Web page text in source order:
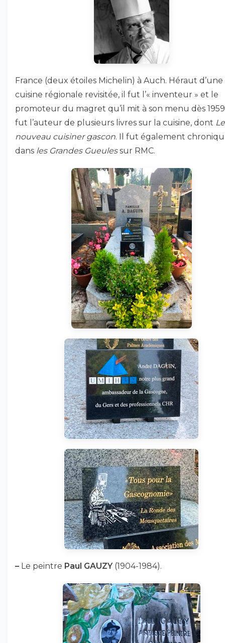
France (deux étoiles Michelin) à Auch. Héraut d’une
cuisine régionale revisitée, il fut l’« inventeur » et le
promoteur du magret qu’il mit à son menu dès
fut l’auteur de plusieurs livres sur la cuisine, dont Le
nouveau cuisiner gascon. Il fut également
dans les Grandes Gueulessur RMC.
– Le peintre Paul GAUZY(1904-1984).